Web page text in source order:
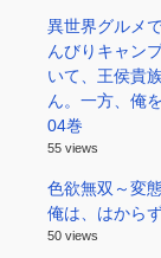
異世界グルメ
んびりキャン
いて、王侯貴
ん。一方、俺
04巻
55 views
色欲無双～変
俺は、はから
50 views